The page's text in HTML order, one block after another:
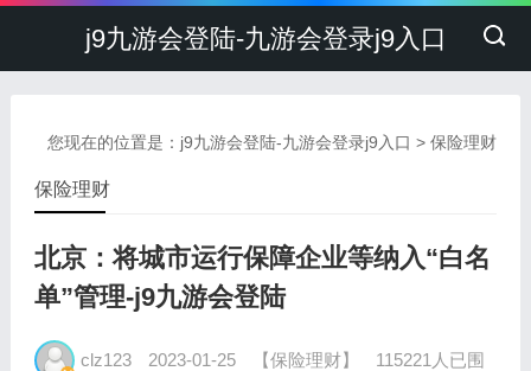
j9九游会登陆-九游会登录j9入口
您现在的位置是： j9九游会登陆-九游会登录j9入口 >保险理财
保险理财
北京：将城市运行保障企业等纳入“白名
单”管理-j9九游会登陆
clz123 2023-01-25 【保险理财】
115221人已围